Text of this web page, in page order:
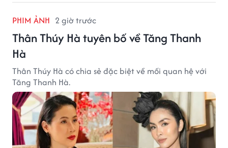
PHIM ẢNH 2 giờ trước
Thân Thúy Hà tuyên bố về Tăng Thanh
Hà
Thân Thúy Hà có chia sẻ đặc biệt về mối quan hệ với
Tăng Thanh Hà.